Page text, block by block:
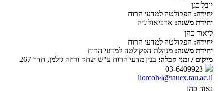
יובל כגן
יחידה: הפקולטה למדעי הרוח
יחידת משנה: ארכיאולוגיה
ליאור כהן
יחידה: הפקולטה למדעי הרוח
יחידת משנה: מנהלת הפקולטה למדעי הרוח
מיקום / זמני קבלה: בנין מדעי הרוח ע"ש יצחק ורוזה גילמן, חדר 267
liorcoh4@tauex.tau.ac.il
נאוה כהן